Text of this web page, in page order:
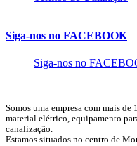
Siga-nos no FACEBOOK
Siga-nos no
Somos uma empresa com mais
material elétrico, equipamento
canalização.
Estamos situados no centro de